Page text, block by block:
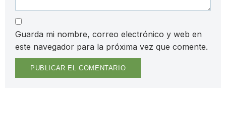
Guarda mi nombre, correo electrónico y web en
este navegador para la próxima vez que comente.